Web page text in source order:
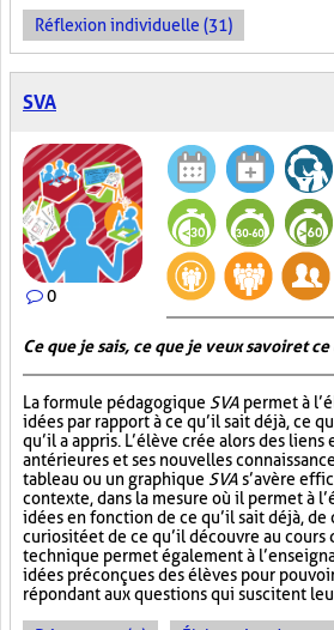
Réflexion individuelle (31)
SVA
0
Ce que je sais, ce que je veux savoir et ce
La formule pédagogique SVA permet à
idées par rapport à ce qu’il sait déjà, ce
qu’il a appris. L’élève crée alors des liens
antérieures et ses nouvelles
tableau ou un graphique SVA s’avère
contexte, dans la mesure où il permet à
idées en fonction de ce qu’il sait déjà, de
curiosité et de ce qu’il découvre au cours
technique permet également à
idées préconçues des élèves pour
répondant aux questions qui suscitent